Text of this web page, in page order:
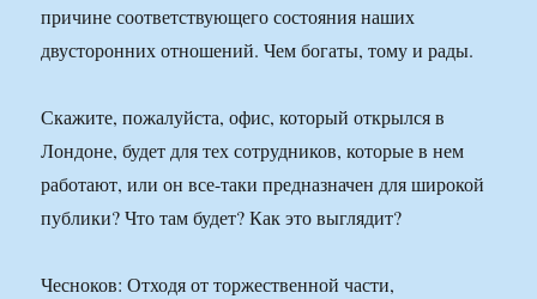
причине соответствующего состояния наших
двусторонних отношений. Чем богаты, тому и рады.
Скажите, пожалуйста, офис, который открылся в
Лондоне, будет для тех сотрудников, которые в нем
работают, или он все-таки предназначен для широкой
публики? Что там будет? Как это выглядит?
Чесноков: Отходя от торжественной части,